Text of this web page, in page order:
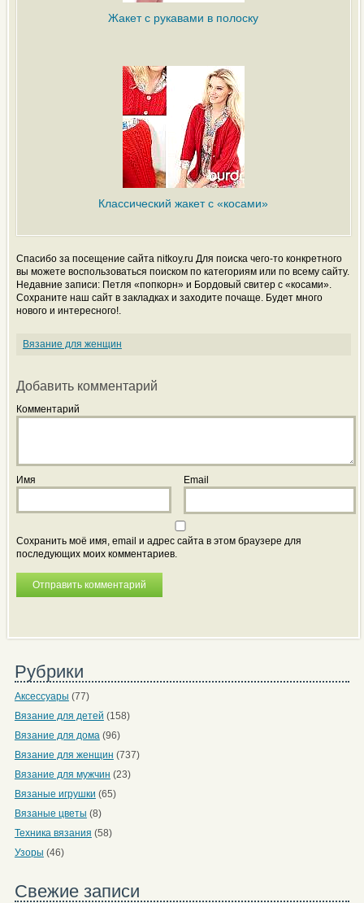
Жакет с рукавами в полоску
Классический жакет с «косами»
Спасибо за посещение сайта nitkoy.ru Для поиска чего-то конкретного
вы можете воспользоваться поиском по категориям или по всему сайту.
Недавние записи: Петля «попкорн» и Бордовый свитер с «косами».
Сохраните наш сайт в закладках и заходите почаще. Будет много
нового и интересного!.
Вязание для женщин
Добавить комментарий
Комментарий
Имя Email
Сохранить моё имя, email и адрес сайта в этом браузере для
последующих моих комментариев.
Рубрики
Аксессуары (77)
Вязание для детей (158)
Вязание для дома(96)
Вязание для женщин (737)
Вязание для мужчин (23)
Вязаные игрушки (65)
Вязаные цветы (8)
Техника вязания (58)
Узоры (46)
Свежие записи